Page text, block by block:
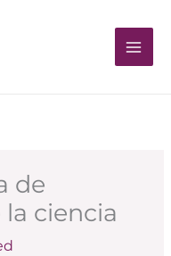
de
ciencia